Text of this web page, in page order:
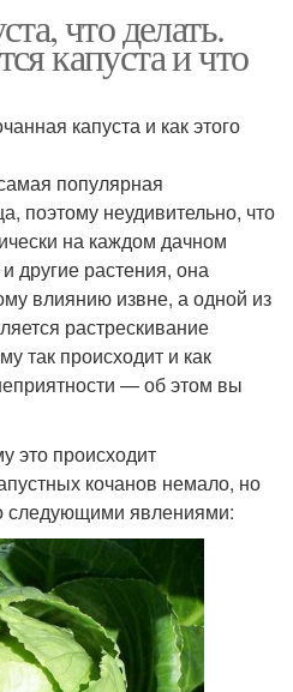
что делать.
капуста и что
капуста и как этого
популярная
поэтому неудивительно, что
на каждом дачном
другие растения, она
влиянию извне, а одной из
растрескивание
так происходит и как
— об этом вы
это происходит
кочанов немало, но
следующими явлениями: